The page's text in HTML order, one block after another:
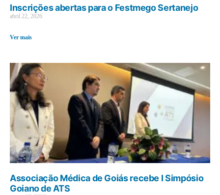
Inscrições abertas para o Festmego Sertanejo
abril 22, 2026
Ver mais
Associação Médica de Goiás recebe I Simpósio
Goiano de ATS